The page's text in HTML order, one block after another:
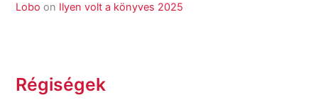
Lobo on Ilyen volt a könyves 2025
Régiségek